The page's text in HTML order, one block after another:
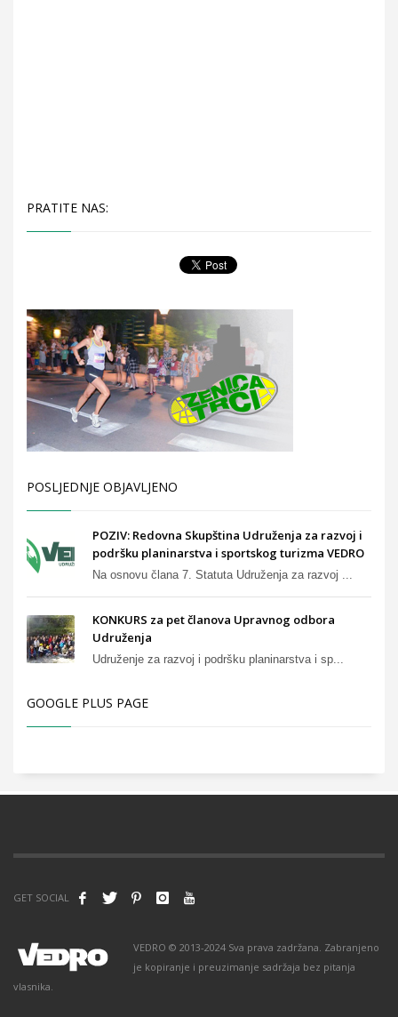
PRATITE NAS:
POSLJEDNJE OBJAVLJENO
POZIV: Redovna Skupština Udruženja za razvoj i
podršku planinarstva i sportskog turizma VEDRO
Na osnovu člana 7. Statuta Udruženja za razvoj ...
KONKURS za pet članova Upravnog odbora
Udruženja
Udruženje za razvoj i podršku planinarstva i sp...
GOOGLE PLUS PAGE
GET SOCIAL
VEDRO © 2013-2024 Sva prava zadržana. Zabranjeno
je kopiranje i preuzimanje sadržaja bez pitanja
vlasnika.